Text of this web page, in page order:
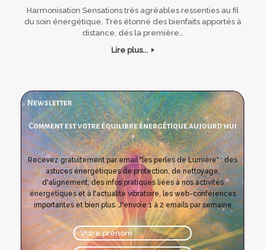
Harmonisation Sensations très agréables ressenties au fil
du soin énergétique. Très étonné des bienfaits apportés à
distance, dés la première…
Lire plus...
Newsletter
Comment est votre équilibre énergétique aujourd'hui
?
Recevez gratuitement par email "les perles de Lumière" : des
astuces énergétiques de protection, de nettoyage,
d'alignement, des infos pratiques liées à nos activités
énergétiques et à l'actualité vibratoire, les web-conférences
importantes et bien plus. J'envoie 1 à 2 emails par semaine